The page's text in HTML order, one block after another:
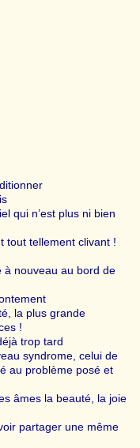
qui n’est plus ni bien
tout tellement clivant !
à nouveau au bord de
la plus grande
!
trop tard
syndrome, celui de
au problème posé et
âmes la beauté, la joie
partager une même